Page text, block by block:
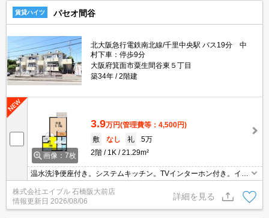
賃貸ハイツ パセオ間谷
北大阪急行電鉄南北線/千里中央駅 バス19分 中
村下車：停歩9分
大阪府箕面市粟生間谷東５丁目
築34年
2階建
画像：7枚
3.9万円(管理費等：4,500円)
敷
なし 礼
5万
2階
1K 21.29m²
温水洗浄便座付き。システムキッチン。TVインターホン付き。イン
ターネット無料。
株式会社エイブル 石橋阪大前店
情報更新日 2026/08/06
詳細を見る